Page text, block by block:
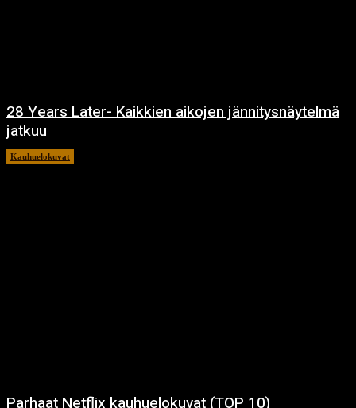
28 Years Later- Kaikkien aikojen jännitysnäytelmä
jatkuu
Kauhuelokuvat
Parhaat Netflix kauhuelokuvat (TOP 10)